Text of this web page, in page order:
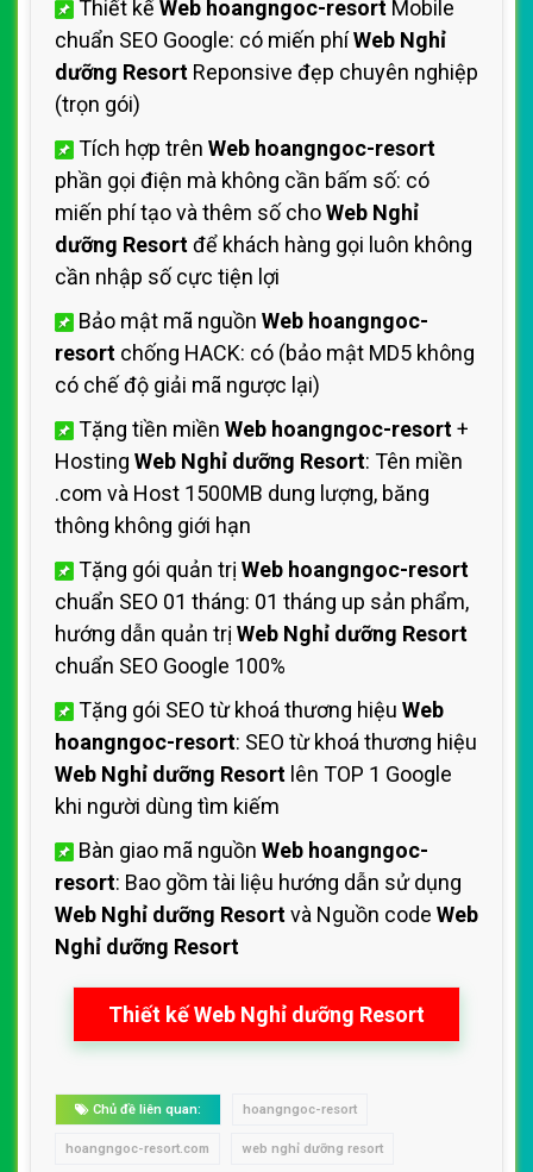
Thiết kếWeb hoangngoc-resort Mobile
chuẩn SEO Google: có miến phíWeb Nghỉ
dưỡng Resort Reponsive đẹp chuyên nghiệp
(trọn gói)
Tích hợp trên Web hoangngoc-resort
phần gọi điện mà không cần bấm số: có
miến phí tạo và thêm số choWeb Nghỉ
dưỡng Resortđể khách hàng gọi luôn không
cần nhập số cực tiện lợi
Bảo mật mã nguồn Web hoangngoc-
resort chống HACK: có (bảo mật MD5 không
có chế độ giải mã ngược lại)
Tặng tiền miền Web hoangngoc-resort+
Hosting Web Nghỉ dưỡng Resort: Tên miền
.com và Host 1500MB dung lượng, băng
thông không giới hạn
Tặng gói quản trị Web hoangngoc-resort
chuẩn SEO 01 tháng: 01 tháng up sản phẩm,
hướng dẫn quản trị Web Nghỉ dưỡng Resort
chuẩn SEO Google 100%
Tặng gói SEO từ khoá thương hiệu Web
hoangngoc-resort: SEO từ khoá thương hiệu
Web Nghỉ dưỡng Resort lên TOP 1 Google
khi người dùng tìm kiếm
Bàn giao mã nguồn Web hoangngoc-
resort: Bao gồm tài liệu hướng dẫn sử dụng
Web Nghỉ dưỡng Resortvà Nguồn code Web
Nghỉ dưỡng Resort
Thiết kế Web Nghỉ dưỡng Resort
Chủ đề liên quan: hoangngoc-resort
hoangngoc-resort.com web nghỉ dưỡng resort